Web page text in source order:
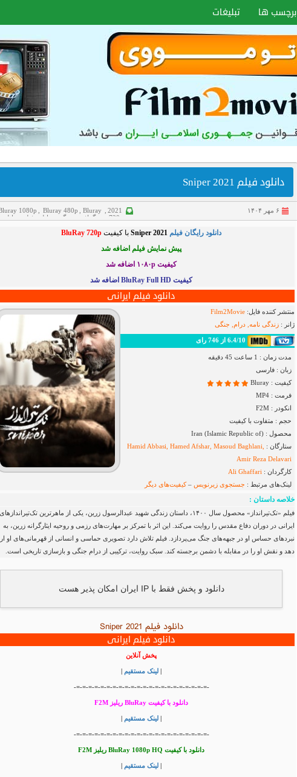
برچسب ها تبلیغات
دانلود فیلم Sniper 2021
۶ مهر ۱۴۰۴ 2021
1080p Bluray 480p
Bluray
720p
بیوگرافی جنگی دانلود فیلم
دانلود رایگان فیلم Sniper 2021 با کیفیتBluRay 720p
پیش نمایش فیلم اضافه شد
کیفیت ۱۰۸۰p
اضافه شد
کیفیت BluRay Full HD اضافه شد
دانلود فیلم ایرانی
منتشر کننده فایل: Film2Movie
ژانر : زندگی نامه, درام, جنگی
مدت زمان : 1 ساعت 45 دقیقه
زبان : فارسی
کیفیت : Bluray
فرمت : MP4
انکودر : F2M
حجم : متفاوت با کیفیت
محصول : Iran (Islamic Republic of)
ستارگان :
Hamid Abbasi, Hamed Afshar, Masoud Baghlani,
Amir Reza Delavari
کارگردان : Ali Ghaffari
لینک‌های مرتبط : جستجوی زیرنویس –کیفیت‌های دیگر
خلاصه داستان :
فیلم «تک‌تیرانداز» محصول سال ۱۴۰۰، داستان زندگی شهید عبدالرسول زرین، یکی از ماهرترین تک‌تیراندازهای
ایرانی در دوران دفاع مقدس را روایت می‌کند. این اثر با تمرکز بر مهارت‌های رزمی و روحیه ایثارگرانه زرین، به
نبردهای حساس او در جبهه‌های جنگ می‌پردازد. فیلم تلاش دارد تصویری حماسی و انسانی از قهرمانی‌های او
دهد و نقش او را در مقابله با دشمن برجسته کند. سبک روایت، ترکیبی از درام جنگی و بازسازی تاریخی است.
دانلود و پخش فقط با IP ایران امکان پذیر هست
دانلود فیلم Sniper 2021
دانلود فیلم ایرانی
پخش آنلاین
| لینک مستقیم |
-=-=-=-=-=-=-=-=-=-=-=-=-=-=-=-=-=-=-=-=-=-=-
دانلود با کیفیت BluRay ریلیز F2M
|لینک مستقیم |
-=-=-=-=-=-=-=-=-=-=-=-=-=-=-=-=-=-=-=-=-=-=-
دانلود با کیفیت BluRay 1080p HQ ریلیز F2M
| لینک مستقیم |